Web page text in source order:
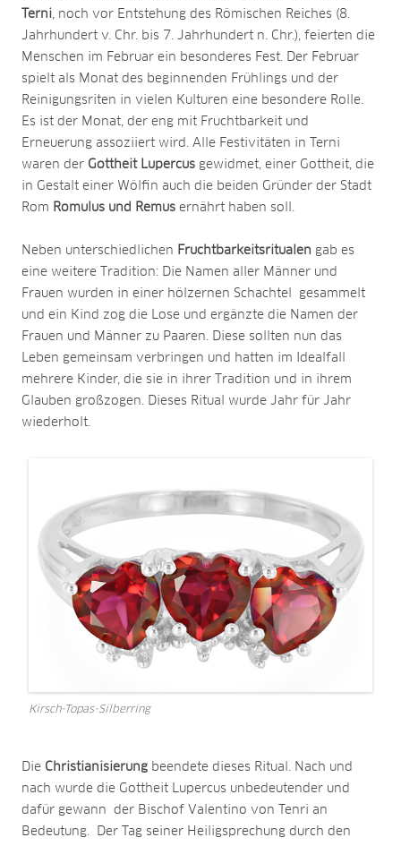
Terni , noch vor Entstehung des Römischen Reiches (8.
Jahrhundert v. Chr. bis 7. Jahrhundert n. Chr.), feierten die
Menschen im Februar ein besonderes Fest. Der Februar
spielt als Monat des beginnenden Frühlings und der
Reinigungsriten in vielen Kulturen eine besondere Rolle.
Es ist der Monat, der eng mit Fruchtbarkeit und
Erneuerung assoziiert wird. Alle Festivitäten in Terni
waren der Gottheit Lupercus gewidmet, einer Gottheit, die
in Gestalt einer Wölfin auch die beiden Gründer der Stadt
Rom Romulus und Remus ernährt haben soll.
Neben unterschiedlichen Fruchtbarkeitsritualen gab es
eine weitere Tradition: Die Namen aller Männer und
Frauen wurden in einer hölzernen Schachtel gesammelt
und ein Kind zog die Lose und ergänzte die Namen der
Frauen und Männer zu Paaren. Diese sollten nun das
Leben gemeinsam verbringen und hatten im Idealfall
mehrere Kinder, die sie in ihrer Tradition und in ihrem
Glauben großzogen. Dieses Ritual wurde Jahr für Jahr
wiederholt.
Kirsch-Topas-Silberring
Die Christianisierung beendete dieses Ritual. Nach und
nach wurde die Gottheit Lupercus unbedeutender und
dafür gewann der Bischof Valentino von Tenri an
Bedeutung. Der Tag seiner Heiligsprechung durch den